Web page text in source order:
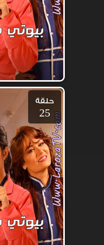
حلقة
25